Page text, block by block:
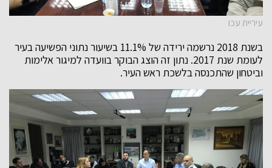
עיריית עכו
בשנת 2018 נרשמה ירידה של 11.1% בשיעור נתוני הפשיעה בעיר
לעומת שנת 2017. נתון זה הוצג הבוקר בוועדה למיגור אלימות
וביטחון שהתכנסה בלשכת ראש העיר.